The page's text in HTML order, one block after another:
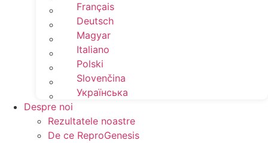
Français
Deutsch
Magyar
Italiano
Polski
Slovenčina
Українська
Despre noi
Rezultatele noastre
De ce ReproGenesis